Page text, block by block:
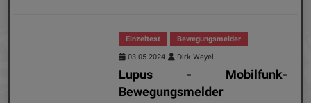
Einzeltest
Bewegungsmelder
03.05.2024
Dirk Weyel
Lupus - Mobilfunk-
Bewegungsmelder